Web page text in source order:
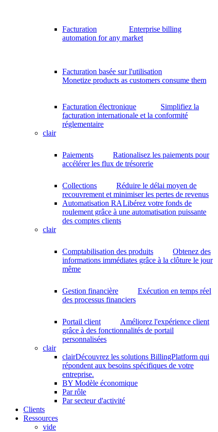
Facturation
Enterprise billing
automation for any market
Facturation basée sur l'utilisation
Monetize products as customers consume them
Facturation électronique
Simplifiez la
facturation internationale et la conformité
réglementaire
clair
Paiements
Rationalisez les paiements pour
accélérer les flux de trésorerie
Collections
Réduire le délai moyen de
recouvrement et minimiser les pertes de revenus
Automatisation RALibérez votre fonds de
roulement grâce à une automatisation puissante
des comptes clients
clair
Comptabilisation des produits
Obtenez des
informations immédiates grâce à la clôture le jour
même
Gestion financière
Exécution en temps réel
des processus financiers
Portail client
Améliorez l'expérience client
grâce à des fonctionnalités de portail
personnalisées
clair
clairDécouvrez les solutions BillingPlatform qui
répondent aux besoins spécifiques de votre
entreprise.
BY Modèle économique
Par rôle
Par secteur d'activité
Clients
Ressources
vide